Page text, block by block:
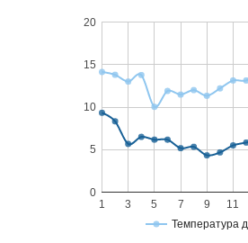
Температура
1 3 5 7 9 11
0
5
10
15
20